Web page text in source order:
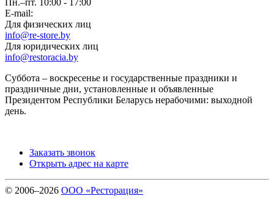
Пн.–пт. 10:00 - 17:00
E-mail:
Для физических лиц
info@re-store.by
Для юридических лиц
info@restoracia.by
Суббота – воскресенье и государственные праздники и
праздничные дни, установленные и объявленные
Президентом Республики Беларусь нерабочими: выходной
день.
Заказать звонок
Открыть адрес на карте
© 2006–2026 ООО «Ресторация»